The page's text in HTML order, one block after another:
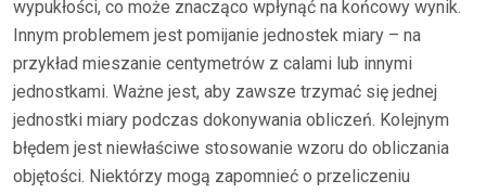
wypukłości, co może znacząco wpłynąć na końcowy wynik.
Innym problemem jest pomijanie jednostek miary – na
przykład mieszanie centymetrów z calami lub innymi
jednostkami. Ważne jest, aby zawsze trzymać się jednej
jednostki miary podczas dokonywania obliczeń. Kolejnym
błędem jest niewłaściwe stosowanie wzoru do obliczania
objętości. Niektórzy mogą zapomnieć o przeliczeniu